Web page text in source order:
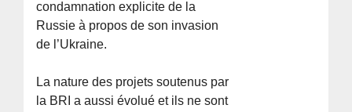
condamnation explicite de la
Russie à propos de son invasion
de l’Ukraine.
La nature des projets soutenus par
la BRI a aussi évolué et ils ne sont